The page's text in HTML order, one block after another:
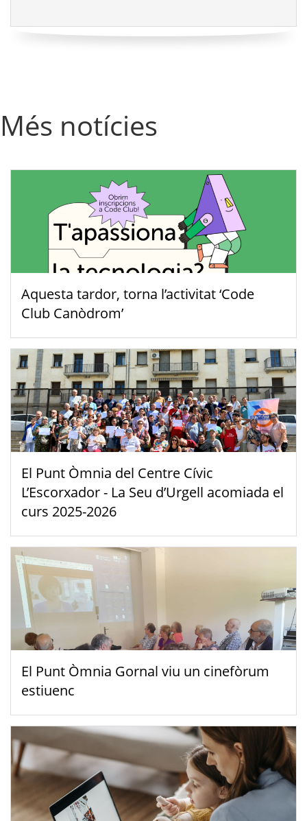
Més notícies
Aquesta tardor, torna l’activitat ‘Code
Club Canòdrom’
El Punt Òmnia del Centre Cívic
L’Escorxador - La Seu d’Urgell acomiada el
curs 2025-2026
El Punt Òmnia Gornal viu un cinefòrum
estiuenc